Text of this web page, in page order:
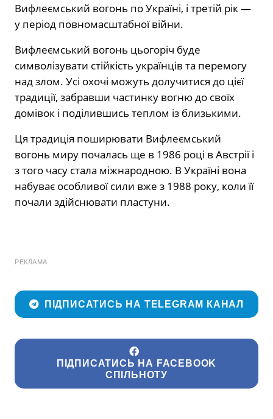
Вифлеємський вогонь по Україні, і третій рік —
у період повномасштабної війни.
Вифлеємський вогонь цьогоріч буде
символізувати стійкість українців та перемогу
над злом. Усі охочі можуть долучитися до цієї
традиції, забравши частинку вогню до своїх
домівок і поділившись теплом із близькими.
Ця традиція поширювати Вифлеємський
вогонь миру почалась ще в 1986 році в Австрії і
з того часу стала міжнародною. В Україні вона
набуває особливої сили вже з 1988 року, коли її
почали здійснювати пластуни.
РЕКЛАМА
ПІДПИСАТИСЬ НА TELEGRAM КАНАЛ
ПІДПИСАТИСЬ НА FACEBOOK
СПІЛЬНОТУ